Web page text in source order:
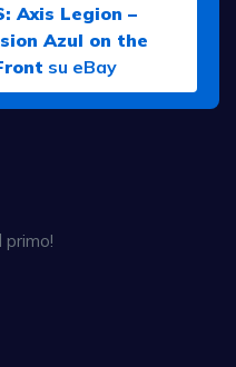
Axis Legion –
Azul on the
su eBay
primo!